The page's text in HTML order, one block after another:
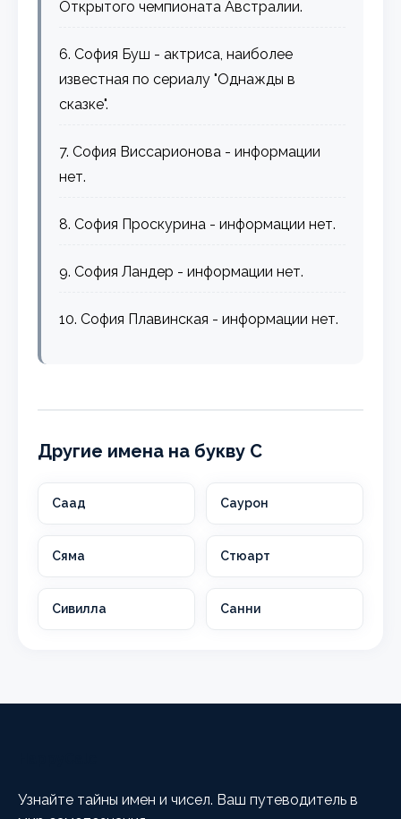
Открытого чемпионата Австралии.
6. София Буш - актриса, наиболее
известная по сериалу "Однажды в
сказке".
7. София Виссарионова - информации
нет.
8. София Проскурина - информации нет.
9. София Ландер - информации нет.
10. София Плавинская - информации нет.
Другие имена на букву С
Саад Саурон
Сяма Стюарт
Сивилла Санни
Узнайте тайны имен и чисел. Ваш путеводитель в